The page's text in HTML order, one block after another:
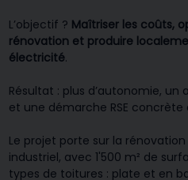
L’objectif ? Maîtriser les coûts,
rénovation et produire
électricité.
Résultat : plus d’autonomie,
et une démarche RSE
Le projet porte sur la
industriel, avec 1'500 m² de
types de toitures : plate et en